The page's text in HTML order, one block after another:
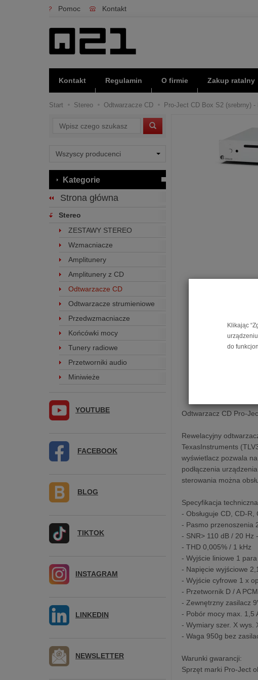
Pomoc Kontakt
Kontakt Regulamin O firmie Zakup ratalny
Start Stereo Odtwarzacze CD Pro-Ject CD Box S2 (srebrny)
Odtwarzacz CD Pro-
Rewelacyjny
TexasInstruments
wyświetlacz pozwala
podłączenia
sterowania można
Specyfikacja
- Obsługuje CD, CD-
- Pasmo przenoszenia
- SNR> 110 dB / 20 Hz
- THD 0,005% / 1 kHz
- Wyjście liniowe 1
- Napięcie wyjściowe
- Wyjście cyfrowe 1 x
- Przetwornik D / A
- Zewnętrzny zasilacz
- Pobór mocy max. 1,5
- Wymiary szer. X wys.
- Waga 950g bez
Warunki gwarancji:
Sprzęt marki Pro-Ject
Wyszukaj
Kategorie
Strona główna
Stereo
ZESTAWY STEREO
Wzmacniacze
Amplitunery
Amplitunery z CD
Odtwarzacze CD
Odtwarzacze strumieniowe
Przedwzmacniacze
Końcówki mocy
Tunery radiowe
Przetworniki audio
Miniwieże
YOUTUBE
FACEBOOK
BLOG
TIKTOK
INSTAGRAM
LINKEDIN
NEWSLETTER
Klikając
do